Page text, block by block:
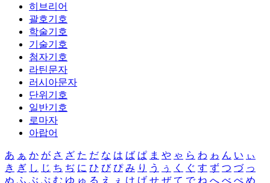
히브리어
괄호기호
학술기호
기술기호
첨자기호
라틴문자
러시아문자
단위기호
일반기호
로마자
아랍어
あ ぁ か が さ ざ た だ な は ば ぱ ま や ゃ ら わ ゎ ん い ぃ
き ぎ し じ ち ぢ に ひ び ぴ み り う ぅ く ぐ す ず つ づ っ
ぬ ふ ぶ ぷ む ゆ ゅ る え ぇ け げ せ ぜ て で ね へ べ ぺ め